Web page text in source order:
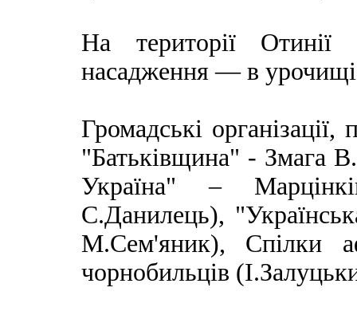
На території
насадження — в
Громадські
"Батьківщина" - Змага
Україна" –
С.Данилець),
М.Сем'яник), Спілки
чорнобильців